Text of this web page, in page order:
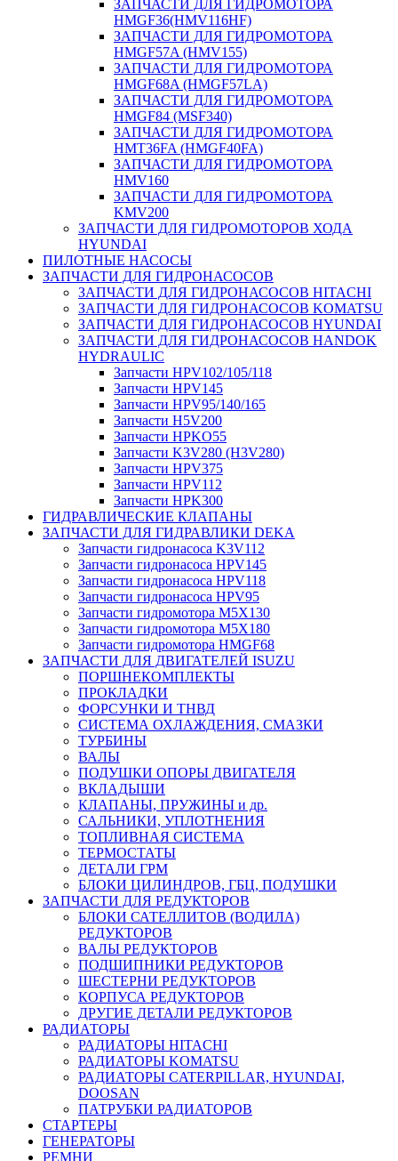
ЗАПЧАСТИ ДЛЯ ГИДРОМОТОРА
HMGF36(HMV116HF)
ЗАПЧАСТИ ДЛЯ ГИДРОМОТОРА
HMGF57A (HMV155)
ЗАПЧАСТИ ДЛЯ ГИДРОМОТОРА
HMGF68A (HMGF57LA)
ЗАПЧАСТИ ДЛЯ ГИДРОМОТОРА
HMGF84 (MSF340)
ЗАПЧАСТИ ДЛЯ ГИДРОМОТОРА
HMT36FA (HMGF40FA)
ЗАПЧАСТИ ДЛЯ ГИДРОМОТОРА
HMV160
ЗАПЧАСТИ ДЛЯ ГИДРОМОТОРА
KMV200
ЗАПЧАСТИ ДЛЯ ГИДРОМОТОРОВ ХОДА
HYUNDAI
ПИЛОТНЫЕ НАСОСЫ
ЗАПЧАСТИ ДЛЯ ГИДРОНАСОСОВ
ЗАПЧАСТИ ДЛЯ ГИДРОНАСОСОВ HITACHI
ЗАПЧАСТИ ДЛЯ ГИДРОНАСОСОВ KOMATSU
ЗАПЧАСТИ ДЛЯ ГИДРОНАСОСОВ HYUNDAI
ЗАПЧАСТИ ДЛЯ ГИДРОНАСОСОВ HANDOK
HYDRAULIC
Запчасти HPV102/105/118
Запчасти HPV145
Запчасти HPV95/140/165
Запчасти H5V200
Запчасти HPKO55
Запчасти K3V280 (H3V280)
Запчасти HPV375
Запчасти HPV112
Запчасти HPK300
ГИДРАВЛИЧЕСКИЕ КЛАПАНЫ
ЗАПЧАСТИ ДЛЯ ГИДРАВЛИКИ DEKA
Запчасти гидронасоса K3V112
Запчасти гидронасоса HPV145
Запчасти гидронасоса HPV118
Запчасти гидронасоса HPV95
Запчасти гидромотора M5X130
Запчасти гидромотора M5X180
Запчасти гидромотора HMGF68
ЗАПЧАСТИ ДЛЯ ДВИГАТЕЛЕЙ ISUZU
ПОРШНЕКОМПЛЕКТЫ
ПРОКЛАДКИ
ФОРСУНКИ И ТНВД
СИСТЕМА ОХЛАЖДЕНИЯ, СМАЗКИ
ТУРБИНЫ
ВАЛЫ
ПОДУШКИ ОПОРЫ ДВИГАТЕЛЯ
ВКЛАДЫШИ
КЛАПАНЫ, ПРУЖИНЫ и др.
САЛЬНИКИ, УПЛОТНЕНИЯ
ТОПЛИВНАЯ СИСТЕМА
ТЕРМОСТАТЫ
ДЕТАЛИ ГРМ
БЛОКИ ЦИЛИНДРОВ, ГБЦ, ПОДУШКИ
ЗАПЧАСТИ ДЛЯ РЕДУКТОРОВ
БЛОКИ САТЕЛЛИТОВ (ВОДИЛА)
РЕДУКТОРОВ
ВАЛЫ РЕДУКТОРОВ
ПОДШИПНИКИ РЕДУКТОРОВ
ШЕСТЕРНИ РЕДУКТОРОВ
КОРПУСА РЕДУКТОРОВ
ДРУГИЕ ДЕТАЛИ РЕДУКТОРОВ
РАДИАТОРЫ
РАДИАТОРЫ HITACHI
РАДИАТОРЫ KOMATSU
РАДИАТОРЫ CATERPILLAR, HYUNDAI,
DOOSAN
ПАТРУБКИ РАДИАТОРОВ
СТАРТЕРЫ
ГЕНЕРАТОРЫ
РЕМНИ